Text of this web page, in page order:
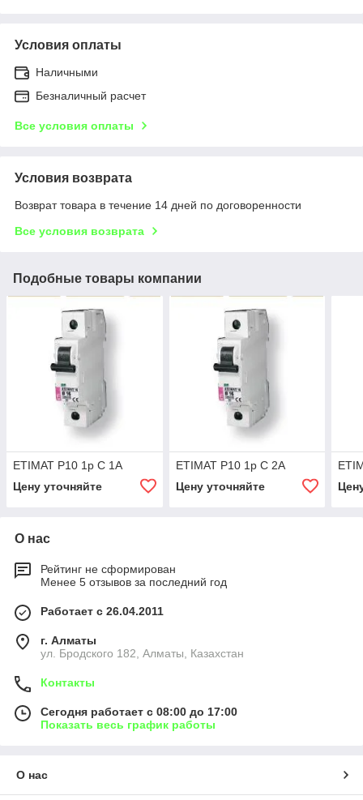
Условия оплаты
Наличными
Безналичный расчет
Все условия оплаты
Условия возврата
Возврат товара в течение 14 дней по договоренности
Все условия возврата
Подобные товары компании
ETIMAT P10 1p C 1A
Цену уточняйте
ETIMAT P10 1p C 2A
Цену уточняйте
О нас
Рейтинг не сформирован
Менее 5 отзывов за последний год
Работает с 26.04.2011
г. Алматы
ул. Бродского 182, Алматы, Казахстан
Контакты
Сегодня работает с 08:00 до 17:00
Показать весь график работы
О нас